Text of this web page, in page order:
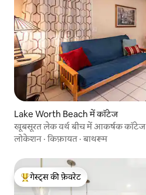
Lake Worth Beach में कॉटेज
खूबसूरत लेक वर्थ बीच में आकर्षक कॉटेज
लोकेशन ·किफ़ायत ·बाथरूम
गेस्ट्स का टॉप फ़ेवरेट
गेस्ट्स की फ़ेवरेट